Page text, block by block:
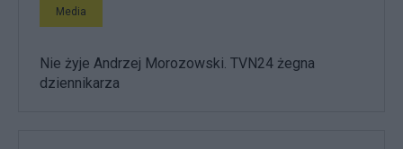
Media
Nie żyje Andrzej Morozowski. TVN24 żegna
dziennikarza